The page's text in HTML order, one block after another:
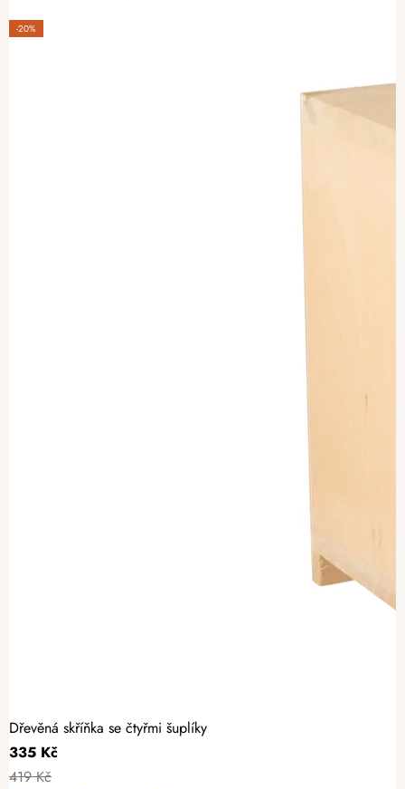
-20%
Dřevěná skříňka se čtyřmi šuplíky
335 Kč
419 Kč